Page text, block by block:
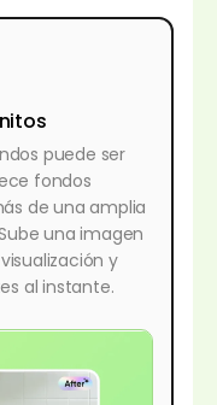
puede ser
fondos
de una amplia
una imagen
y
al instante.